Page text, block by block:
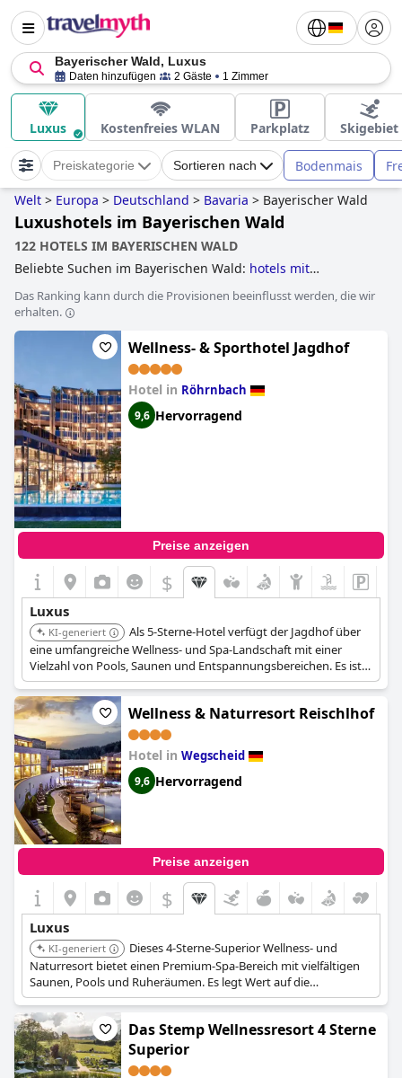
Bayerischer Wald, Luxus
Daten hinzufügen 2 Gäste 1 Zimmer
Luxus Kostenfreies WLAN Parkplatz Skigebiet
Preiskategorie Sortieren nach Bodenmais
Welt > Europa > Deutschland > Bavaria > Bayerischer Wald
Luxushotels im Bayerischen Wald
122 HOTELS IM BAYERISCHEN WALD
Beliebte Suchen im Bayerischen Wald: hotels mit
sterne-hotels,3-sterne-hotels,familienhotels,hotels mit
pool,hotels mit außenpool
luxushotels,erwachsenenhotels
romantische hotelsandgünstige hotels.
Das Ranking kann durch die Provisionen beeinflusst werden, die wir
erhalten.
Wellness- & Sporthotel Jagdhof
Hotel in Röhrnbach
9,6 Hervorragend
Preise anzeigen
$
Luxus
KI-generiert
Als 5-Sterne-Hotel verfügt der Jagdhof über
eine umfangreiche Wellness- und Spa-Landschaft mit einer
Vielzahl von Pools, Saunen und Entspannungsbereichen. Es ist
bekannt für seine Gourmet-Speiseoptionen, die ein
hochwertiges kulinarisches Erlebnis bieten, und stellt luxuriöse
Zimmer und Suiten für höchsten Komfort bereit.
Wellness & Naturresort Reischlhof
Hotel in Wegscheid
9,6 Hervorragend
Preise anzeigen
$
Luxus
KI-generiert
Dieses 4-Sterne-Superior Wellness- und
Naturresort bietet einen Premium-Spa-Bereich mit vielfältigen
Saunen, Pools und Ruheräumen. Es legt Wert auf die
Verwendung natürlicher Materialien, wodurch eine ruhige
Atmosphäre geschaffen wird. Das Resort ist auch für seine
Gourmetküche bekannt und bietet den Gästen ein
hochwertiges Erlebnis.
Das Stemp Wellnessresort 4 Sterne
Superior